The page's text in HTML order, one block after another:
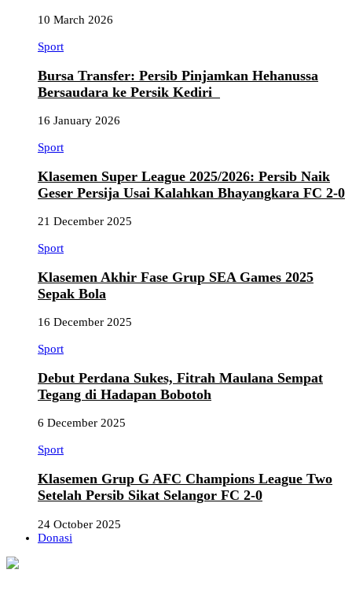
10 March 2026
Sport
Bursa Transfer: Persib Pinjamkan Hehanussa
Bersaudara ke Persik Kediri
16 January 2026
Sport
Klasemen Super League 2025/2026: Persib Naik
Geser Persija Usai Kalahkan Bhayangkara FC 2-0
21 December 2025
Sport
Klasemen Akhir Fase Grup SEA Games 2025
Sepak Bola
16 December 2025
Sport
Debut Perdana Sukes, Fitrah Maulana Sempat
Tegang di Hadapan Bobotoh
6 December 2025
Sport
Klasemen Grup G AFC Champions League Two
Setelah Persib Sikat Selangor FC 2-0
24 October 2025
Donasi